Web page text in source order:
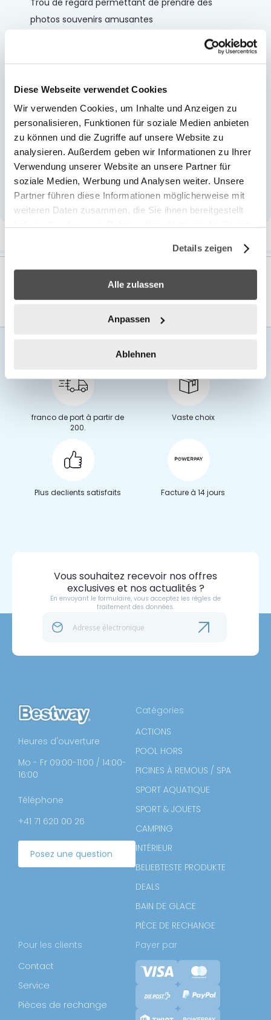
Diese Webseite verwendet Cookies
Wir verwenden Cookies, um Inhalte und Anzeigen zu
personalisieren, Funktionen für soziale Medien anbieten
zu können und die Zugriffe auf unsere Website zu
analysieren. Außerdem geben wir Informationen zu Ihrer
Verwendung unserer Website an unsere Partner für
soziale Medien, Werbung und Analysen weiter. Unsere
Partner führen diese Informationen möglicherweise mit
weiteren Daten zusammen, die Sie ihnen bereitgestellt
Details zeigen
Alle zulassen
Anpassen
Ablehnen
photos souvenirs amusantes
Gonflé rapidement, facile à transporter et à
réparation
Design "Face Flip" amusant
Fenêtre intégrée
Capacité de charge maximale : 90 kg
Contenu : un matelas gonflable, un patch de
franco de port à partir de
200.
Vaste choix
Plus declients satisfaits Facture à 14 jours
Vous souhaitez recevoir nos offres
exclusives et nos actualités ?
En envoyant le formulaire, vous acceptez les règles de
traitement des données.
Heures d'ouverture
Mo - Fr 09:00-11:00 / 14:00-
16:00
Téléphone
+41 71 620 00 26
Posez une question
Catégories
ACTIONS
POOL HORS
PICINES À REMOUS / SPA
SPORT AQUATIQUE
SPORT & JOUETS
CAMPING
INTÉRIEUR
BELIEBTESTE PRODUKTE
DEALS
BAIN DE GLACE
PIÈCE DE RECHANGE
Pour les clients
Contact
Service
Pièces de rechange
Payer par